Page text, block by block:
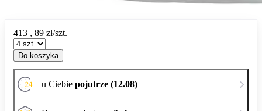
413 , 89 zł/szt.
Do koszyka
u Ciebie pojutrze (12.08)